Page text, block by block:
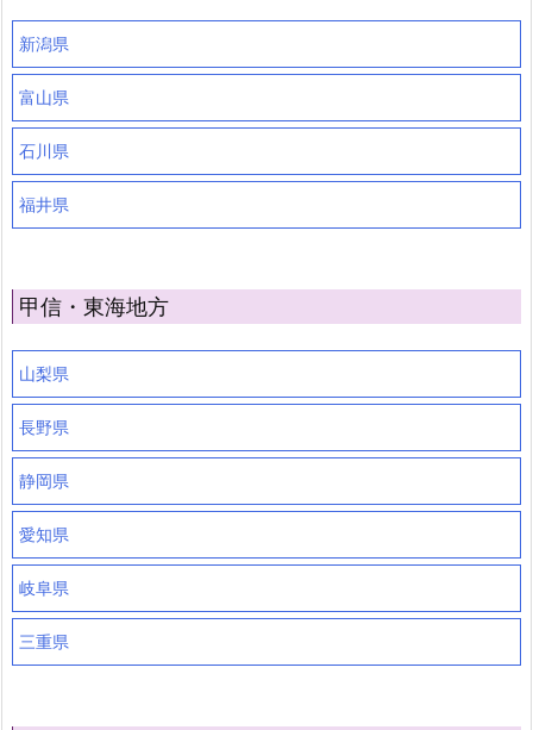
新潟県
富山県
石川県
福井県
甲信・東海地方
山梨県
長野県
静岡県
愛知県
岐阜県
三重県